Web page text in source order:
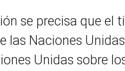
se precisa que
las Naciones
Unidas sobre